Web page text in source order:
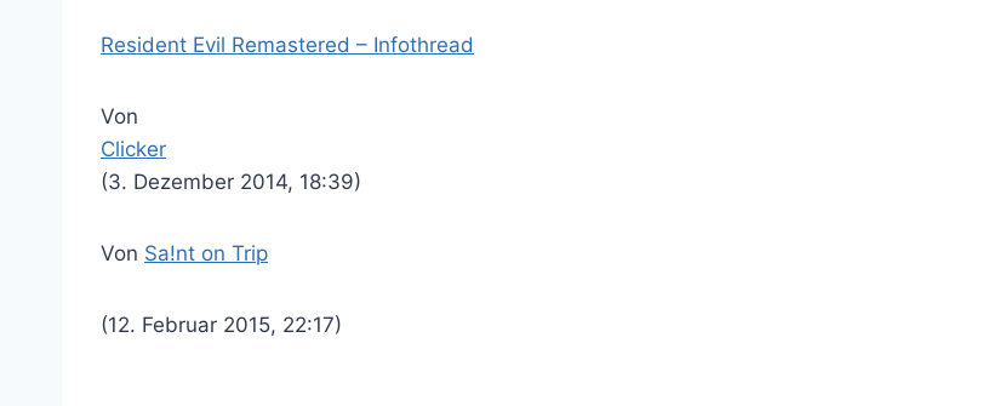
Resident Evil Remastered – Infothread
Von
Clicker
(3. Dezember 2014, 18:39)
Von Sa!nt on Trip
(12. Februar 2015, 22:17)